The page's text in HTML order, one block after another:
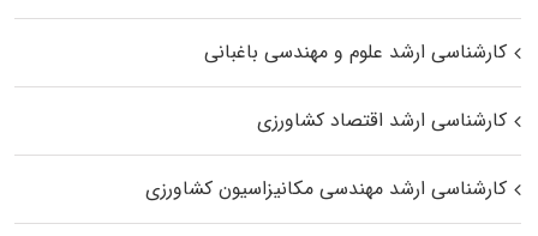
کارشناسی ارشد علوم و مهندسی باغبانی
کارشناسی ارشد اقتصاد کشاورزی
کارشناسی ارشد مهندسی مکانیزاسیون کشاورزی